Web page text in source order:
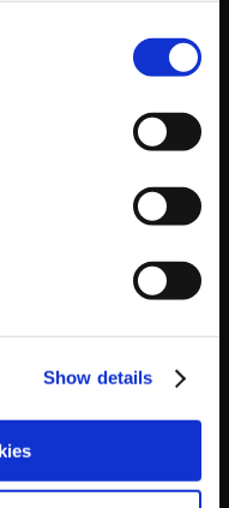
Show details